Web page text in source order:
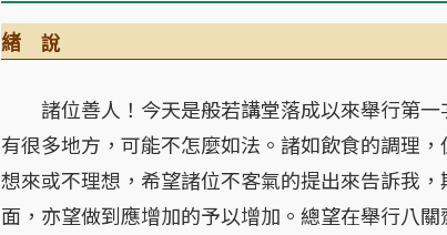
緖 說
諸位善人！今天是般若講堂落成以來舉行第一
有很多地方，可能不怎麼如法。諸如飲食的調理
想來或不理想，希望諸位不客氣的提出來告訴我
面，亦望做到應增加的予以增加。總望在舉行八